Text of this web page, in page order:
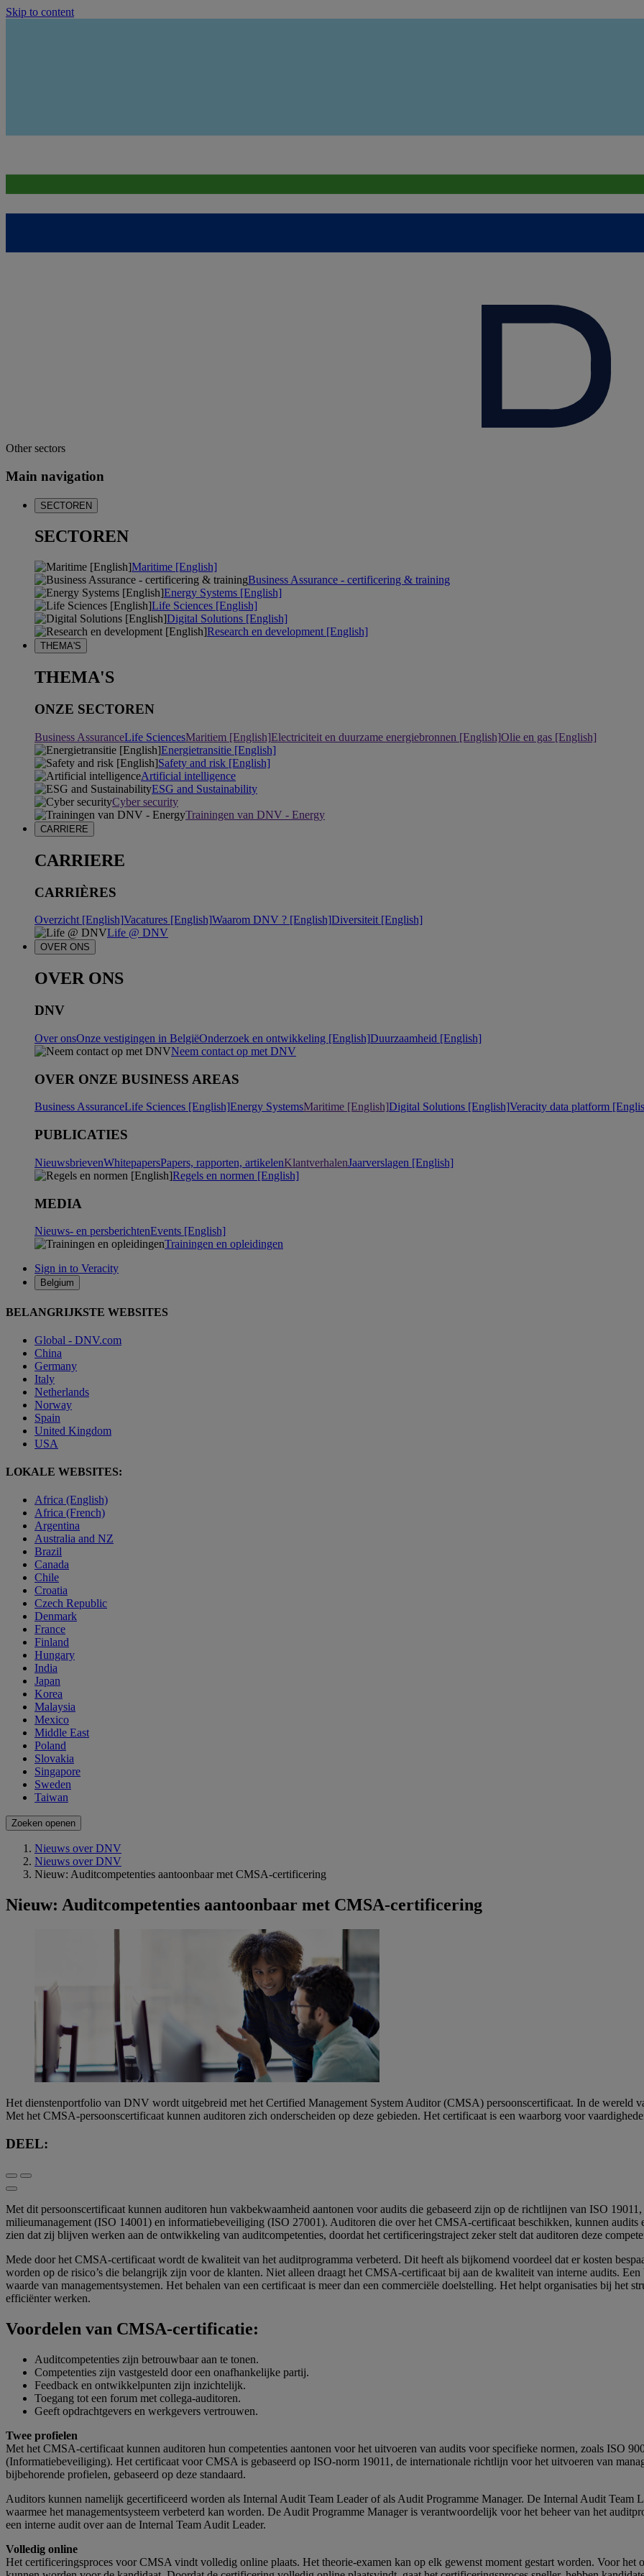
Skip to content
Other sectors
Main navigation
SECTOREN
SECTOREN
Maritime [English]
Business Assurance - certificering & training
Energy Systems [English]
Life Sciences [English]
Digital Solutions [English]
Research en development [English]
THEMA'S
THEMA'S
ONZE SECTOREN
Business AssuranceLife SciencesMaritiem [English]Electriciteit en duurzame energiebronnen [English]Olie en gas [English]
Energietransitie [English]
Safety and risk [English]
Artificial intelligence
ESG and Sustainability
Cyber security
Trainingen van DNV - Energy
CARRIERE
CARRIERE
CARRIÈRES
Overzicht [English]Vacatures [English]Waarom DNV ? [English]Diversiteit [English]
Life @ DNV
OVER ONS
OVER ONS
DNV
Over onsOnze vestigingen in BelgiëOnderzoek en ontwikkeling [English]Duurzaamheid [English]
Neem contact op met DNV
OVER ONZE BUSINESS AREAS
Business AssuranceLife Sciences [English]Energy SystemsMaritime [English]Digital Solutions [English]Veracity data platform
PUBLICATIES
NieuwsbrievenWhitepapersPapers, rapporten, artikelenKlantverhalenJaarverslagen [English]
Regels en normen [English]
MEDIA
Nieuws- en persberichtenEvents [English]
Trainingen en opleidingen
Sign in to Veracity
Belgium
BELANGRIJKSTE WEBSITES
Global - DNV.com
China
Germany
Italy
Netherlands
Norway
Spain
United Kingdom
USA
LOKALE WEBSITES:
Africa (English)
Africa (French)
Argentina
Australia and NZ
Brazil
Canada
Chile
Croatia
Czech Republic
Denmark
France
Finland
Hungary
India
Japan
Korea
Malaysia
Mexico
Middle East
Poland
Slovakia
Singapore
Sweden
Taiwan
Zoeken openen
Nieuws over DNV
Nieuws over DNV
Nieuw: Auditcompetenties aantoonbaar met CMSA-certificering
Nieuw: Auditcompetenties aantoonbaar met CMSA-certificering
Het dienstenportfolio van DNV wordt uitgebreid met het Certified Management System Auditor (CMSA) persoonscertificaat. In de wereld
Met het CMSA-persoonscertificaat kunnen auditoren zich onderscheiden op deze gebieden. Het certificaat is een waarborg voor
DEEL:
Met dit persoonscertificaat kunnen auditoren hun vakbekwaamheid aantonen voor audits die gebaseerd zijn op de richtlijnen van ISO
milieumanagement (ISO 14001) en informatiebeveiliging (ISO 27001). Auditoren die over het CMSA-certificaat beschikken, kunnen audits
zien dat zij blijven werken aan de ontwikkeling van auditcompetenties, doordat het certificeringstraject zeker stelt dat auditoren deze
Mede door het CMSA-certificaat wordt de kwaliteit van het auditprogramma verbeterd. Dit heeft als bijkomend voordeel dat er kosten
worden op de risico’s die belangrijk zijn voor de klanten. Niet alleen draagt het CMSA-certificaat bij aan de kwaliteit van interne audits.
waarde van managementsystemen. Het behalen van een certificaat is meer dan een commerciële doelstelling. Het helpt organisaties bij het
efficiënter werken.
Voordelen van CMSA-certificatie:
Auditcompetenties zijn betrouwbaar aan te tonen.
Competenties zijn vastgesteld door een onafhankelijke partij.
Feedback en ontwikkelpunten zijn inzichtelijk.
Toegang tot een forum met collega-auditoren.
Geeft opdrachtgevers en werkgevers vertrouwen.
Twee profielen
Met het CMSA-certificaat kunnen auditoren hun competenties aantonen voor het uitvoeren van audits voor specifieke normen, zoals ISO
(Informatiebeveiliging). Het certificaat voor CMSA is gebaseerd op ISO-norm 19011, de internationale richtlijn voor het uitvoeren van
bijbehorende profielen, gebaseerd op deze standaard.
Auditors kunnen namelijk gecertificeerd worden als Internal Audit Team Leader of als Audit Programme Manager. De Internal Audit Team
waarmee het managementsysteem verbeterd kan worden. De Audit Programme Manager is verantwoordelijk voor het beheer van het
een interne audit over aan de Internal Team Audit Leader.
Volledig online
Het certificeringsproces voor CMSA vindt volledig online plaats. Het theorie-examen kan op elk gewenst moment gestart worden. Voor het